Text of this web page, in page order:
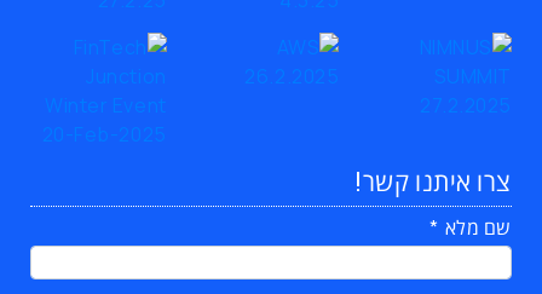
צרו איתנו קשר!
שם מלא